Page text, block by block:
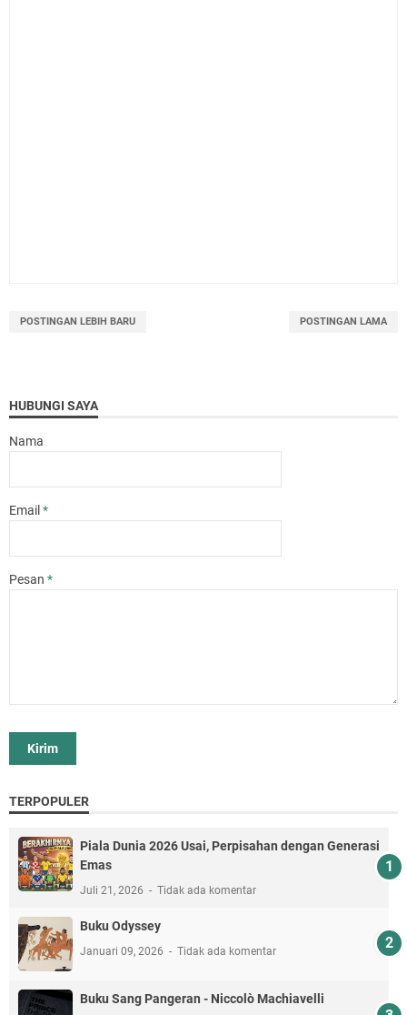
POSTINGAN LEBIH BARU POSTINGAN LAMA
HUBUNGI SAYA
Nama
Email*
Pesan *
TERPOPULER
Piala Dunia 2026 Usai, Perpisahan dengan Generasi
Emas
Juli 21, 2026 Tidak ada komentar
Buku Odyssey
Januari 09, 2026 Tidak ada komentar
Buku Sang Pangeran - Niccolò Machiavelli